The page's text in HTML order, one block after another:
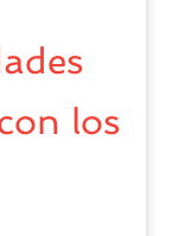
los